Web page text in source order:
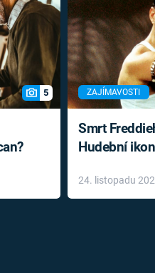
5 ZAJÍMAVOSTI
Smrt
Hudební
léky
24. listopadu